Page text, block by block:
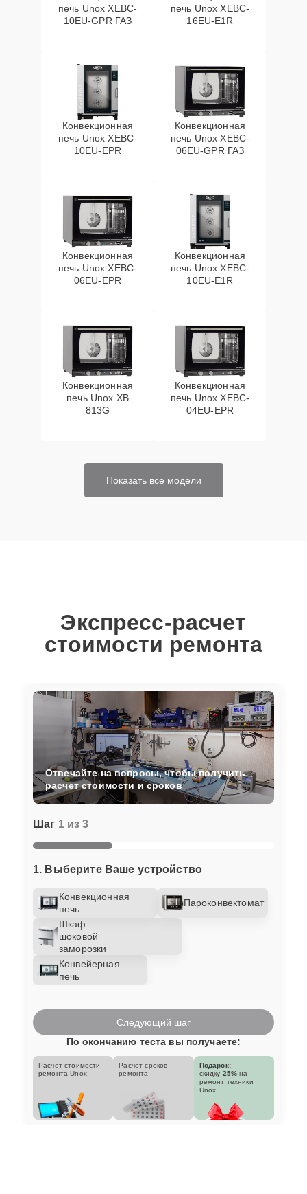
печь Unox XEBC-
10EU-GPR ГАЗ
печь Unox XEBC-
16EU-E1R
Конвекционная
печь Unox XEBC-
10EU-EPR
Конвекционная
печь Unox XEBC-
06EU-GPR ГАЗ
Конвекционная
печь Unox XEBC-
06EU-EPR
Конвекционная
печь Unox XEBC-
10EU-E1R
Конвекционная
печь Unox XB
813G
Конвекционная
печь Unox XEBC-
04EU-EPR
Показать все модели
Экспресс-расчет
стоимости ремонта
Шаг 1 из 3
1. Выберите Ваше устройство
Конвекционная
печь
Пароконвектомат
Шкаф
шоковой
заморозки
Конвейерная
печь
Отвечайте на вопросы, чтобы получить
расчет стоимости и сроков
Следующий шаг
По окончанию теста вы получаете:
Расчет стоимости
ремонта Unox
Расчет сроков
ремонта
Подарок:
скидку 25% на
ремонт техники
Unox